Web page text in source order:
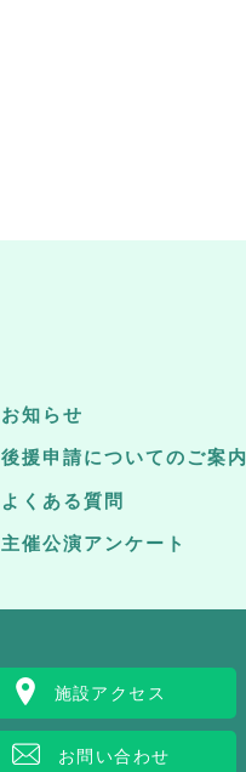
お知らせ
後援申請についてのご案内
よくある質問
主催公演アンケート
施設アクセス
お問い合わせ